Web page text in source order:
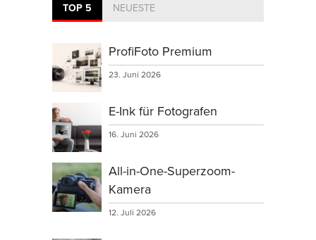
TOP 5 NEUESTE
ProfiFoto Premium
23. Juni 2026
E-Ink für Fotografen
16. Juni 2026
All-in-One-Superzoom-
Kamera
12. Juli 2026